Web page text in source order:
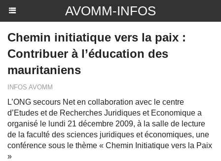
AVOMM-INFOS
Chemin initiatique vers la paix :
Contribuer à l’éducation des
mauritaniens
INFOS AVOMM
L’ONG secours Net en collaboration avec le centre
d’Etudes et de Recherches Juridiques et Economique a
organisé le lundi 21 décembre 2009, à la salle de lecture
de la faculté des sciences juridiques et économiques, une
conférence sous le thème « Chemin Initiatique vers la Paix
»